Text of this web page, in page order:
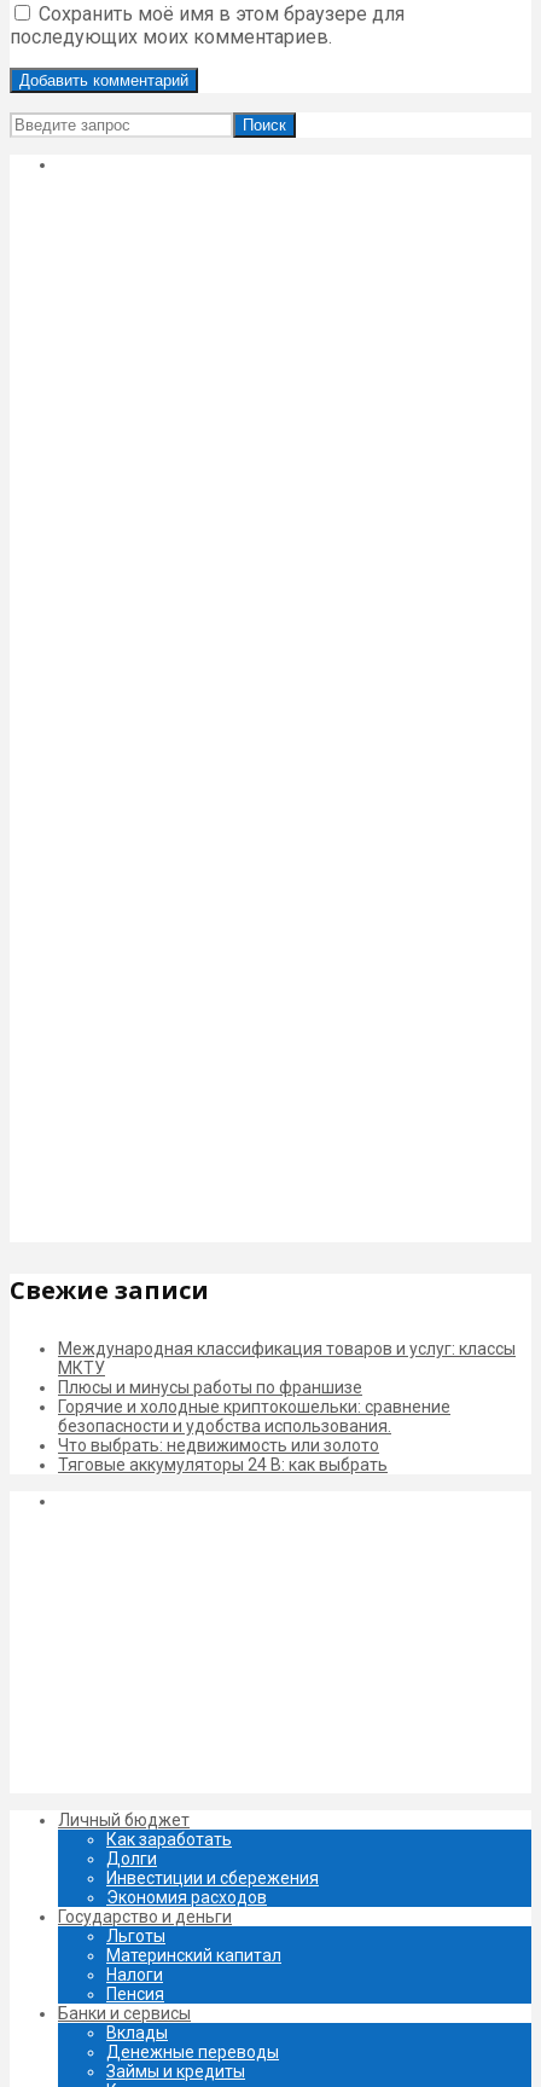
Сохранить моё имя в этом браузере для
последующих моих комментариев.
Поиск
Свежие записи
Международная классификация товаров и услуг: классы
МКТУ
Плюсы и минусы работы по франшизе
Горячие и холодные криптокошельки: сравнение
безопасности и удобства использования.
Что выбрать: недвижимость или золото
Тяговые аккумуляторы 24 В: как выбрать
Личный бюджет
Как заработать
Долги
Инвестиции и сбережения
Экономия расходов
Государство и деньги
Льготы
Материнский капитал
Налоги
Пенсия
Банки и сервисы
Вклады
Денежные переводы
Займы и кредиты